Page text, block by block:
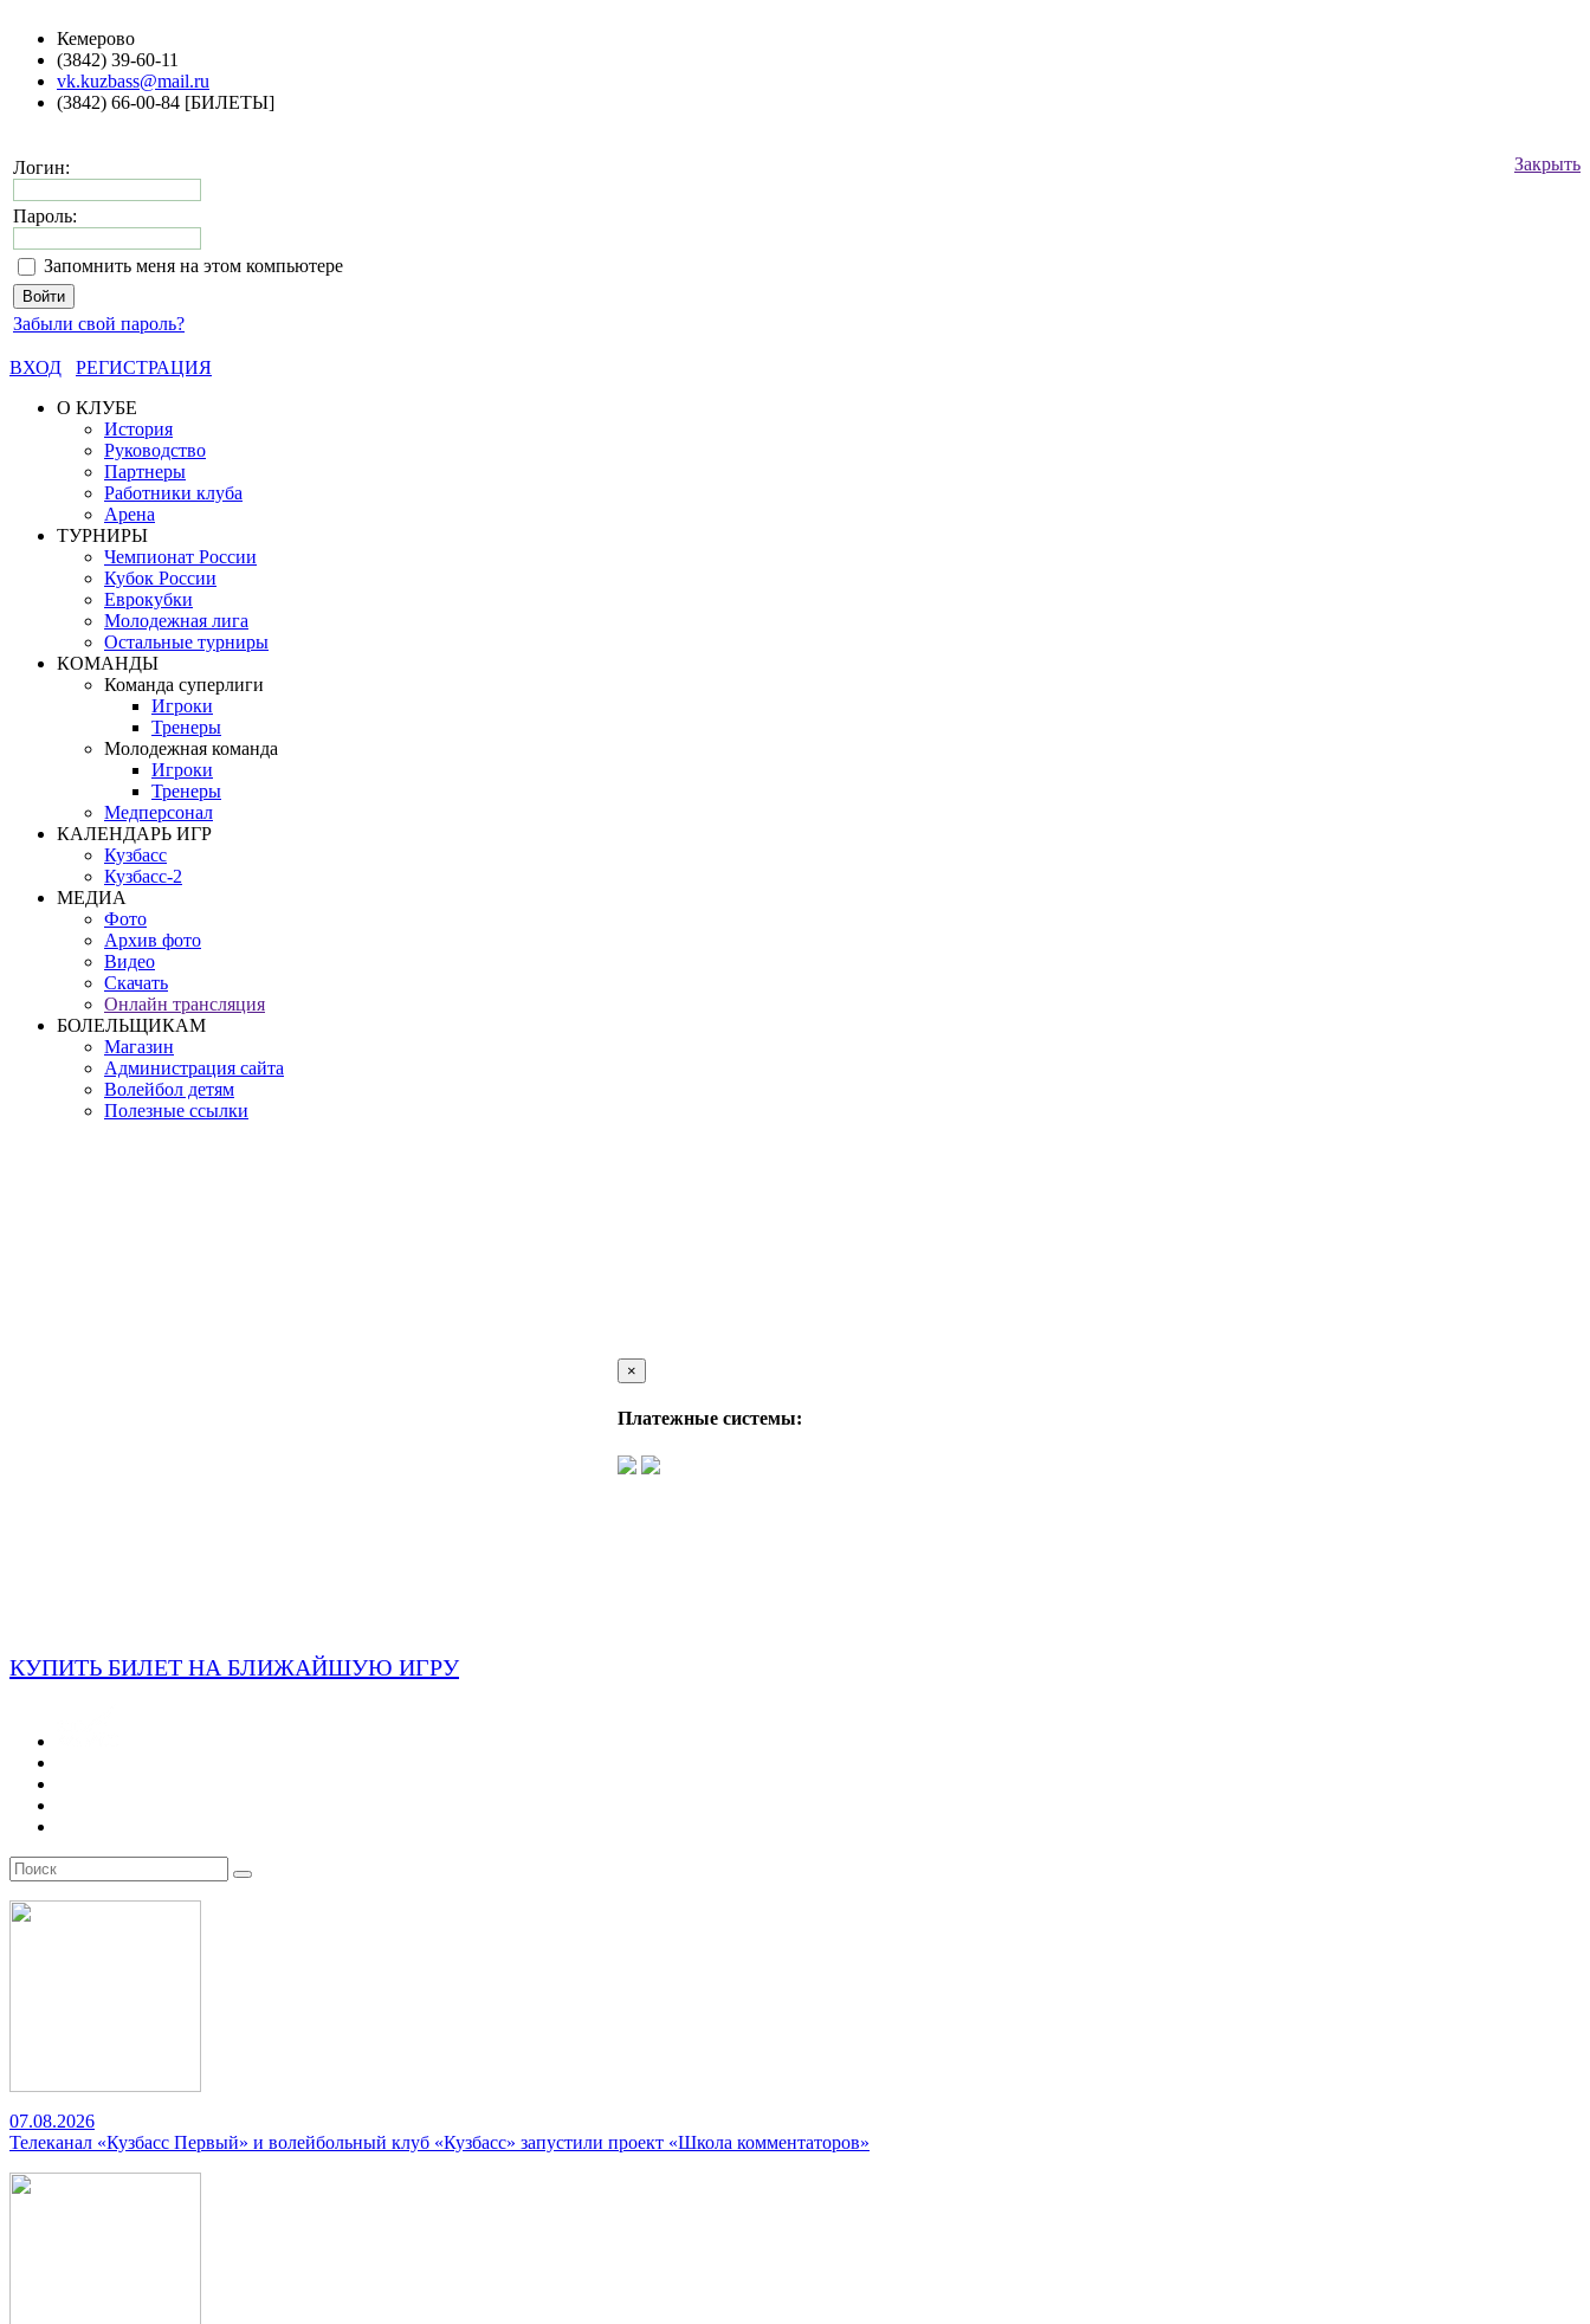
Кемерово
(3842) 39-60-11
vk.kuzbass@mail.ru
(3842) 66-00-84 [БИЛЕТЫ]
Закрыть
Логин:
Пароль:
Запомнить меня на этом компьютере
Забыли свой пароль?
ВХОД
РЕГИСТРАЦИЯ
О КЛУБЕ
История
Руководство
Партнеры
Работники клуба
Арена
ТУРНИРЫ
Чемпионат России
Кубок России
Еврокубки
Молодежная лига
Остальные турниры
КОМАНДЫ
Команда суперлиги
Игроки
Тренеры
Молодежная команда
Игроки
Тренеры
Медперсонал
КАЛЕНДАРЬ ИГР
Кузбасс
Кузбасс-2
МЕДИА
Фото
Архив фото
Видео
Скачать
Онлайн трансляция
БОЛЕЛЬЩИКАМ
Магазин
Администрация сайта
Волейбол детям
Полезные ссылки
×
Платежные системы:
КУПИТЬ БИЛЕТ НА БЛИЖАЙШУЮ ИГРУ
07.08.2026
Телеканал «Кузбасс Первый» и волейбольный клуб «Кузбасс» запустили проект «Школа комментаторов»